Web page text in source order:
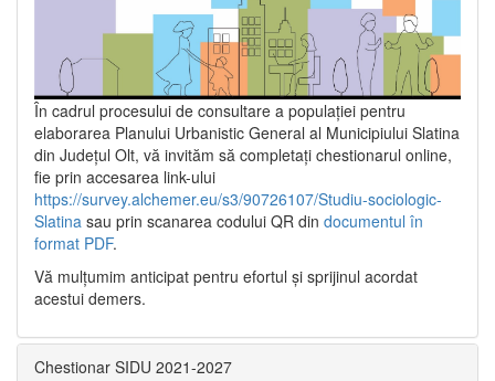
În cadrul procesului de consultare a populaţiei pentru
elaborarea Planului Urbanistic General al Municipiului Slatina
din Județul Olt, vă invităm să completați chestionarul online,
fie prin accesarea link-ului
https://survey.alchemer.eu/s3/90726107/Studiu-sociologic-
Slatina sau prin scanarea codului QR din documentul în
format PDF.
Vă mulţumim anticipat pentru efortul şi sprijinul acordat
acestui demers.
Chestionar SIDU 2021-2027